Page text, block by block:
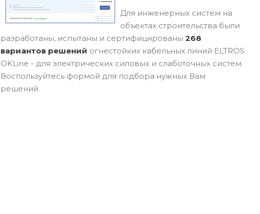
Для инженерных систем на
объектах строительства были
разработаны, испытаны и сертифицированы 268
вариантов решений огнестойких кабельных линий ELTROS
OKLine - для электрических силовых и слаботочных систем.
Воспользуйтесь формой для подбора нужных Вам
решений.